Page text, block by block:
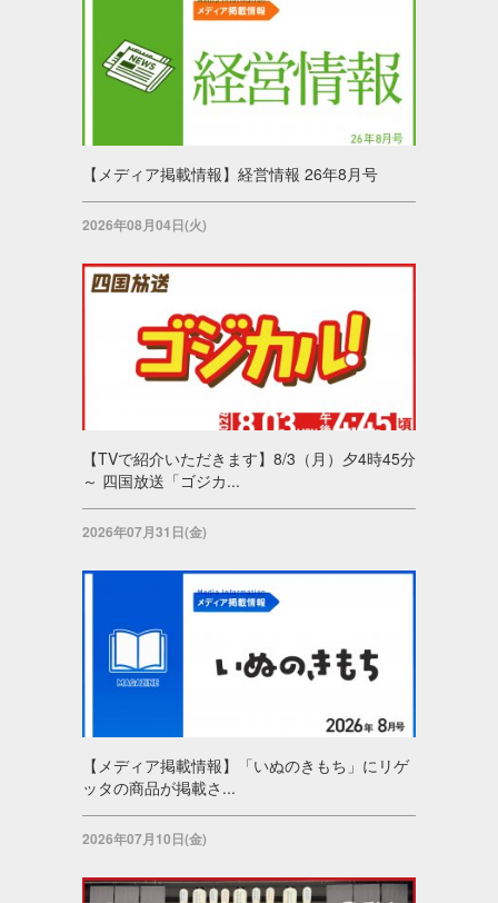
【メディア掲載情報】経営情報 26年8月号
2026年08月04日(火)
【TVで紹介いただきます】8/3（月）夕4時45分
～ 四国放送「ゴジカ...
2026年07月31日(金)
【メディア掲載情報】「いぬのきもち」にリゲ
ッタの商品が掲載さ...
2026年07月10日(金)